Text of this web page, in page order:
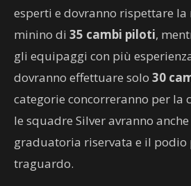
esperti e dovranno rispettare
minino di 35 cambi piloti,
gli equipaggi con più
dovranno effettuare solo 30
categorie concorreranno per la
le squadre Silver avranno
graduatoria riservata e il podio
traguardo.